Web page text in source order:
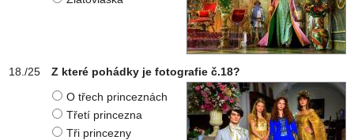
Z které pohádky je fotografie č.18?
O třech princeznách
Třetí princezna
Tři princezny